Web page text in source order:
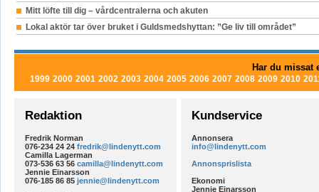
Mitt löfte till dig – vårdcentralerna och akuten
Lokal aktör tar över bruket i Guldsmedshyttan: ”Ge liv till området”
Har du missat
1999 2000 2001 2002 2003 2004 2005 2006 2007 2008 2009 2010
Redaktion
Fredrik Norman
076-234 24 24 fredrik@lindenytt.com
Camilla Lagerman
073-536 63 56 camilla@lindenytt.com
Jennie Einarsson
076-185 86 85 jennie@lindenytt.com
Kundservice
Annonsera
info@lindenytt.com
Annonsprislista
Ekonomi
Jennie Einarsson